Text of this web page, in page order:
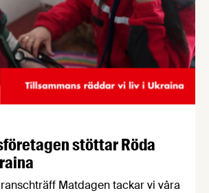
stöttar Röda
Matdagen tackar vi våra